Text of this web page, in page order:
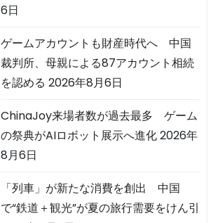
6日
ゲームアカウントも財産時代へ 中国
裁判所、母親による87アカウント相続
を認める 2026年8月6日
ChinaJoy来場者数が過去最多 ゲーム
の祭典がAIロボット展示へ進化2026年
8月6日
「列車」が新たな消費を創出 中国
で“鉄道＋観光”が夏の旅行需要をけん引